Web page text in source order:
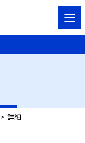
> 詳細